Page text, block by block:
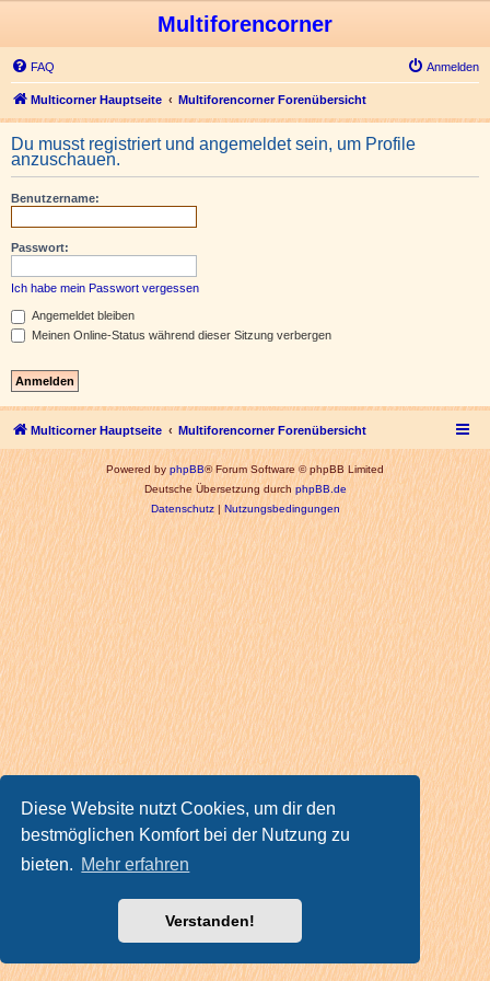
Diese Website nutzt Cookies, um dir den
bestmöglichen Komfort bei der Nutzung zu
bieten. Mehr erfahren
Verstanden!
Multiforencorner
FAQ Anmelden
Multicorner Hauptseite Multiforencorner Forenübersicht
Du musst registriert und angemeldet sein, um Profile
anzuschauen.
Benutzername:
Passwort:
Ich habe mein Passwort vergessen
Angemeldet bleiben
Meinen Online-Status während dieser Sitzung verbergen
Multicorner Hauptseite Multiforencorner Forenübersicht
Powered byphpBB® Forum Software © phpBB Limited
Deutsche Übersetzung durchphpBB.de
Datenschutz|Nutzungsbedingungen